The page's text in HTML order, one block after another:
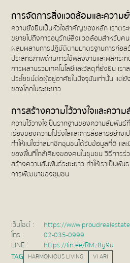
การจัดการสิ่งแวดล้อมและความ
ความยั่งยืนเป็นหัวใจสำคัญของหลัก เราตร
ขยายไปถึงการอนุรักษ์สิ่งแวดล้อมสำหรับค
ผสมผสานการปฏิบัติตามมาตรฐานการก่อส
ประสิทธิภาพด้านการใช้พลังงานและผลกระ
การผสานรวมเทคโนโลยีและวัสดุที่ยั่งยืน เร
ประโยชน์ต่อผู้อยู่อาศัยในปัจจุบันเท่านั้น แต่
ของโลกในระยะยาว
การสร้างความไว้วางใจและควา
ความไว้วางใจเป็นรากฐานของความสัมพันธ์
เรื่องของความโปร่งใสและการสื่อสารอย่า
ทำให้แน่ใจว่าสมาชิกชุมชนได้รับข้อมูลที่ดี แ
ของพื้นที่ใกล้เคียงของคนในชุมชน วิธีการร่ว
สร้างความสัมพันธ์ระยะยาว ทำให้เราเป็นพัน
การพัฒนาของชุมชน
เว็บไซต์ :
https://
โทร :
02-035-0999
LINE :
https://lin.ee/RMz8y9u
TAG HARMONIOUS LIVING VI ARI